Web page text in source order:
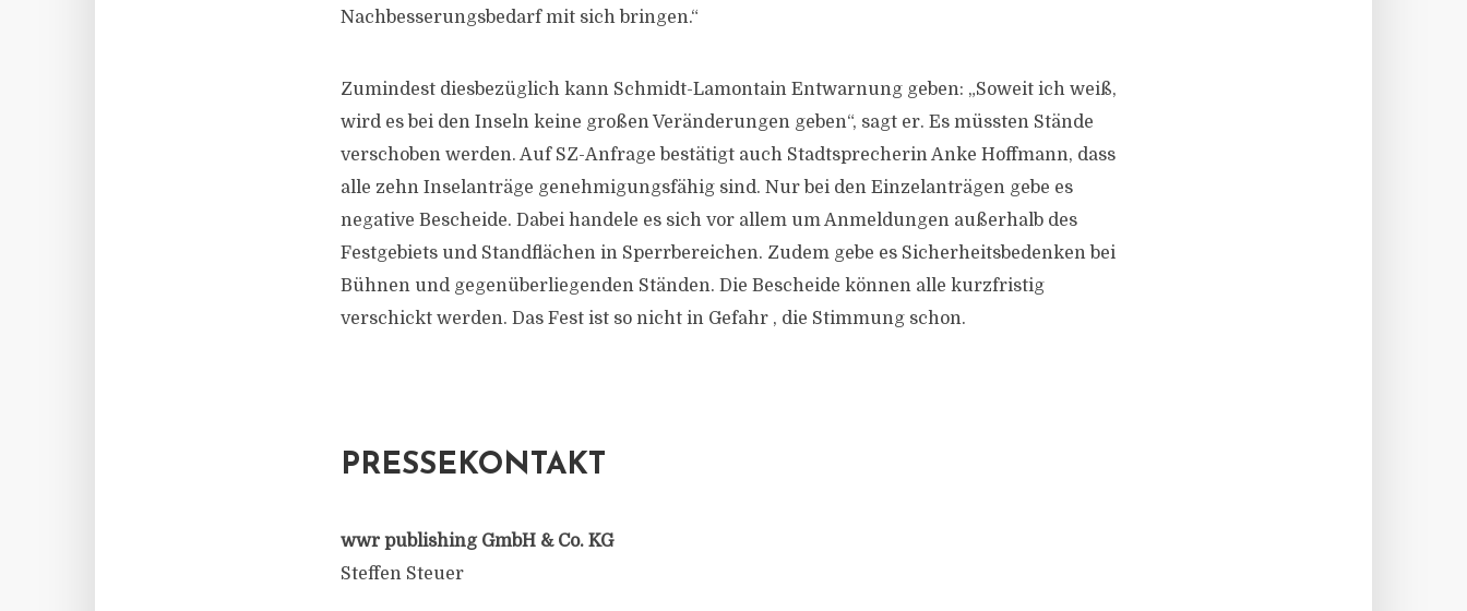
Nachbesserungsbedarf mit sich bringen.“
Zumindest diesbezüglich kann Schmidt-Lamontain Entwarnung geben: „Soweit ich weiß,
wird es bei den Inseln keine großen Veränderungen geben“, sagt er. Es müssten Stände
verschoben werden. Auf SZ-Anfrage bestätigt auch Stadtsprecherin Anke Hoffmann, dass
alle zehn Inselanträge genehmigungsfähig sind. Nur bei den Einzelanträgen gebe es
negative Bescheide. Dabei handele es sich vor allem um Anmeldungen außerhalb des
Festgebiets und Standflächen in Sperrbereichen. Zudem gebe es Sicherheitsbedenken bei
Bühnen und gegenüberliegenden Ständen. Die Bescheide können alle kurzfristig
verschickt werden. Das Fest ist so nicht in Gefahr , die Stimmung schon.
PRESSEKONTAKT
wwr publishing GmbH & Co. KG
Steffen Steuer